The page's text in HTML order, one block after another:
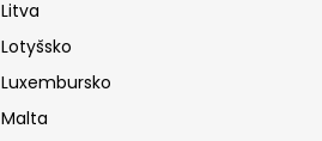
Litva
Lotyšsko
Luxembursko
Malta